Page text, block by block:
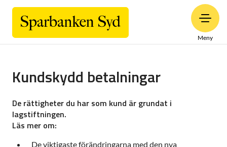
Meny
Kundskydd betalningar
De rättigheter du har som kund är grundat i
lagstiftningen.
Läs mer om:
De viktigaste förändringarna med den nya